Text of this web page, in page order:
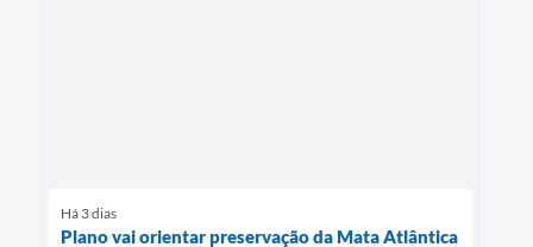
Há 3 dias
Plano vai orientar preservação da Mata Atlântica